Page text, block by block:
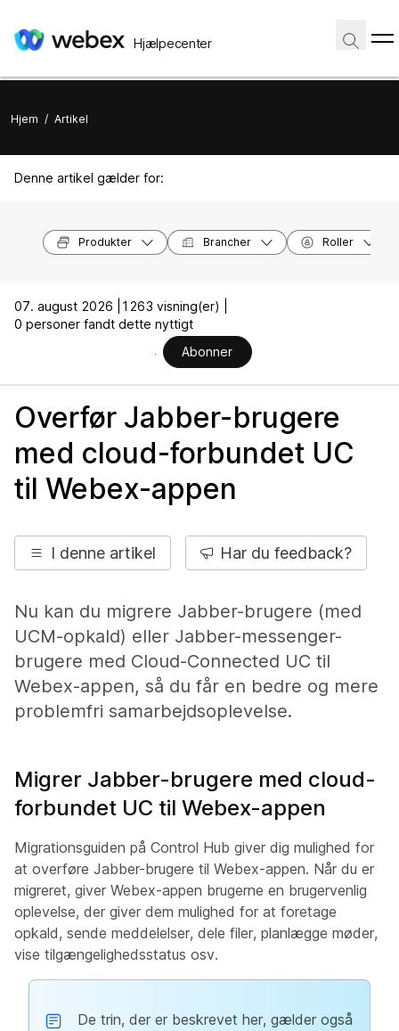
Hjælpecenter
Hjem / Artikel
Denne artikel gælder for:
Produkter Brancher Roller
07. august 2026 |
1263 visning(er) |
0 personer fandt dette nyttigt
Abonner
Overfør Jabber-brugere
med cloud-forbundet UC
til Webex-appen
I denne artikel Har du feedback?
Nu kan du migrere Jabber-brugere (med
UCM-opkald) eller Jabber-messenger-
brugere med Cloud-Connected UC til
Webex-appen, så du får en bedre og mere
problemfri samarbejdsoplevelse.
Migrer Jabber-brugere med cloud-
forbundet UC til Webex-appen
Migrationsguiden på Control Hub giver dig mulighed for
at overføre Jabber-brugere til Webex-appen. Når du er
migreret, giver Webex-appen brugerne en brugervenlig
oplevelse, der giver dem mulighed for at foretage
opkald, sende meddelelser, dele filer, planlægge møder,
vise tilgængelighedsstatus osv.
De trin, der er beskrevet her, gælder også